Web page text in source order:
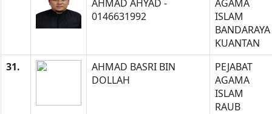
AHMAD AHYAD -
0146631992
AGAMA
ISLAM
BANDARAYA
KUANTAN
31.
AHMAD BASRI BIN
DOLLAH
PEJABAT
AGAMA
ISLAM
RAUB